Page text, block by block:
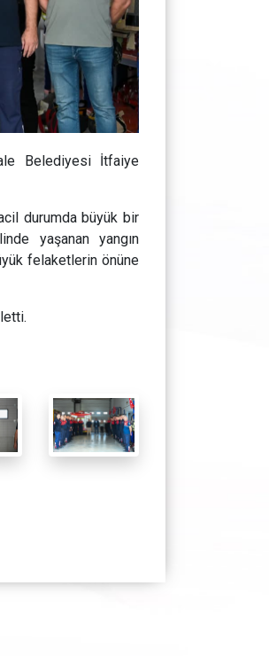
Belediyesi İtfaiye
durumda büyük bir
yaşanan yangın
felaketlerin önüne